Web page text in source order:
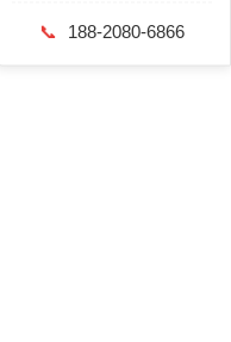
📞 188-2080-6866